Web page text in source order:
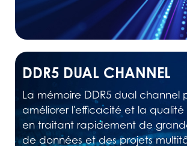
DDR5 DUAL CHANNEL
La mémoire DDR5 dual channel
améliorer l'efficacité et la qualité
en traitant rapidement de
de données et des projets